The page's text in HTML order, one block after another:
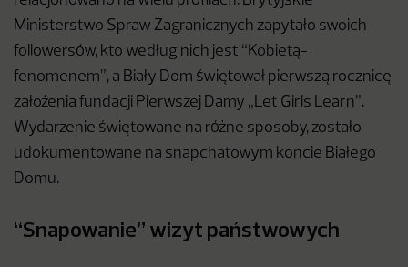
Ministerstwo Spraw Zagranicznych zapytało swoich
followersów, kto według nich jest “Kobietą-
fenomenem”, a Biały Dom świętował pierwszą rocznicę
założenia fundacji Pierwszej Damy „Let Girls Learn”.
Wydarzenie świętowane na różne sposoby, zostało
udokumentowane na snapchatowym koncie Białego
Domu.
“Snapowanie” wizyt państwowych